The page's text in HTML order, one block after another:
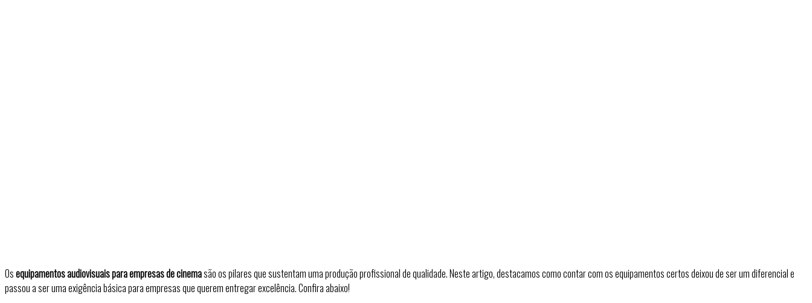
Osequipamentos audiovisuais para empresas de cinemasão os pilares que sustentam uma produção profissional de qualidade. Neste artigo, destacamos como contar com os equipamentos certos deixou de ser um diferencial e
passou a ser uma exigência básica para empresas que querem entregar excelência. Confira abaixo!